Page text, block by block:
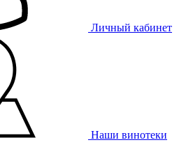
Личный кабинет
Наши винотеки